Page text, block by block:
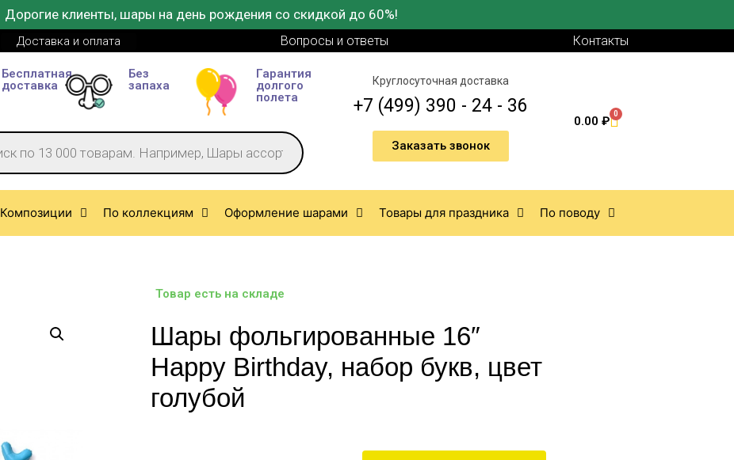
Дорогие клиенты, шары на день рождения со скидкой до 60%!
Доставка и оплата Вопросы и ответы Контакты
Бесплатная
доставка
Без
запаха
Гарантия
долгого
полета
Круглосуточная доставка
+7 (499) 390 - 24 - 36
Заказать звонок
0.00₽ 0
Композиции По коллекциям Оформление шарами Товары для праздника По поводу
Товар есть на складе
Шары фольгированные 16″
Happy Birthday, набор букв, цвет
голубой